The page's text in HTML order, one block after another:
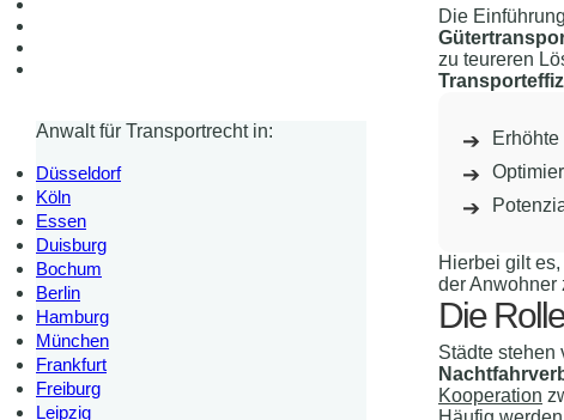
Anwalt für Transportrecht in:
Düsseldorf
Köln
Essen
Duisburg
Bochum
Berlin
Hamburg
München
Frankfurt
Freiburg
Leipzig
Die
zu teureren
Hierbei gilt
der Anwohner
Die
Städte stehen
Kooperation